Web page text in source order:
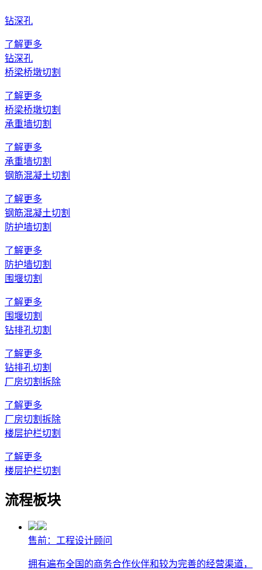
钻深孔
了解更多
钻深孔
桥梁桥墩切割
了解更多
桥梁桥墩切割
承重墙切割
了解更多
承重墙切割
钢筋混凝土切割
了解更多
钢筋混凝土切割
防护墙切割
了解更多
防护墙切割
围堰切割
了解更多
围堰切割
钻排孔切割
了解更多
钻排孔切割
厂房切割拆除
了解更多
厂房切割拆除
楼层护栏切割
了解更多
楼层护栏切割
流程板块
售前：工程设计顾问
拥有遍布全国的商务合作伙伴和较为完善的经营渠道，